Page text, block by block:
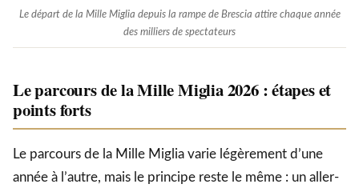
Le départ de la Mille Miglia depuis la rampe de Brescia attire chaque année
des milliers de spectateurs
Le parcours de la Mille Miglia 2026 : étapes et
points forts
Le parcours de la Mille Miglia varie légèrement d’une
année à l’autre, mais le principe reste le même : un aller-